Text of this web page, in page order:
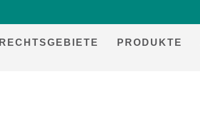
RECHTSGEBIETE PRODUKTE